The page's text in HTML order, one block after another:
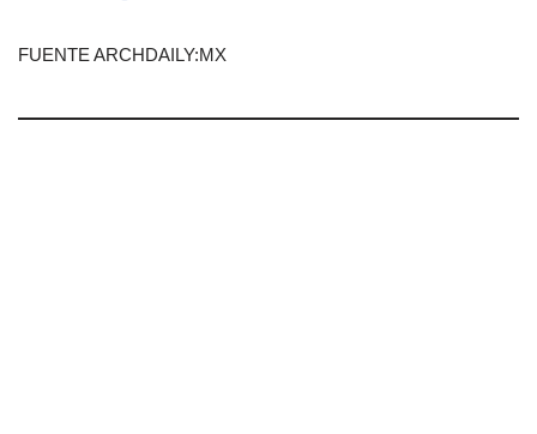
FUENTE ARCHDAILY:MX